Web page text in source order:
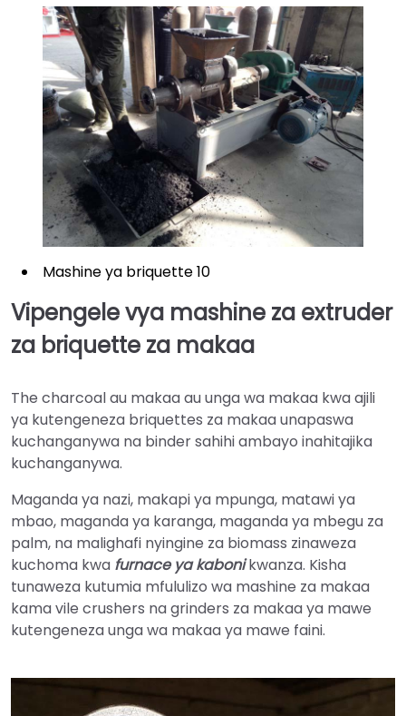
Mashine ya briquette 10
Vipengele vya mashine za extruder
za briquette za makaa
The charcoal au makaa au unga wa makaa kwa ajili
ya kutengeneza briquettes za makaa unapaswa
kuchanganywa na binder sahihi ambayo inahitajika
kuchanganywa.
Maganda ya nazi, makapi ya mpunga, matawi ya
mbao, maganda ya karanga, maganda ya mbegu za
palm, na malighafi nyingine za biomass zinaweza
kuchoma kwa furnace ya kabonikwanza. Kisha
tunaweza kutumia mfululizo wa mashine za makaa
kama vile crushers na grinders za makaa ya mawe
kutengeneza unga wa makaa ya mawe faini.